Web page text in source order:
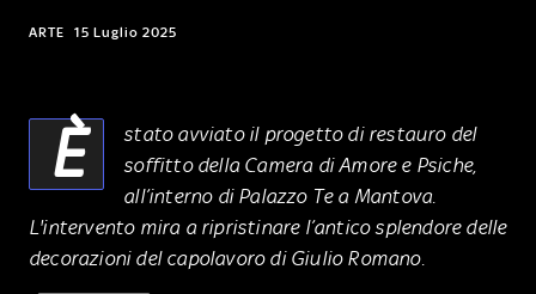
ARTE 15 Luglio 2025
È
stato avviato il progetto di restauro del
soffitto della Camera di Amore e Psiche,
all’interno di Palazzo Te a Mantova.
L'intervento mira a ripristinare l’antico splendore delle
decorazioni del capolavoro di Giulio Romano.